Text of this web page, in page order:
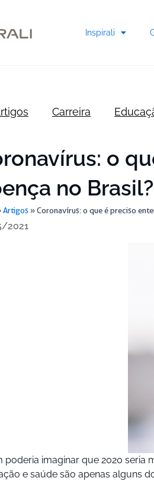
Inspirali
Carreira
o
no Brasil?
Artigos»Coronavírus: o que é preciso
2021
poderia imaginar que 2020 seria
e saúde são apenas alguns